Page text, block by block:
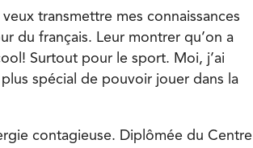
transmettre mes connaissances
du français. Leur montrer qu’on a
Surtout pour le sport. Moi, j’ai
spécial de pouvoir jouer dans la
contagieuse. Diplômée du Centre